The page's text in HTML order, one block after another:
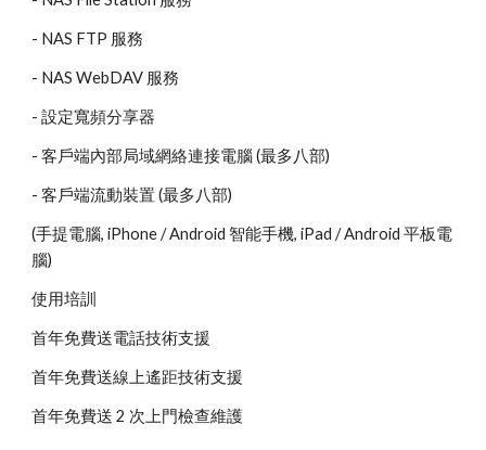
- NAS FTP 服務
- NAS WebDAV 服務
- 設定寬頻分享器
- 客戶端內部局域網絡連接電腦 (最多八部)
- 客戶端流動裝置 (最多八部)
(手提電腦, iPhone / Android 智能手機, iPad / Android 平板電
腦)
使用培訓
首年免費送電話技術支援
首年免費送線上遙距技術支援
首年免費送 2 次上門檢查維護